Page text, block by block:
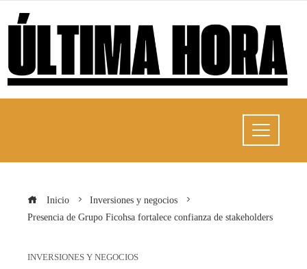
Inicio
Inversiones y negocios
Presencia de Grupo Ficohsa fortalece confianza de stakeholders
INVERSIONES Y NEGOCIOS